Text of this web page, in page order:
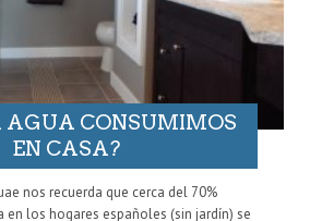
AGUA CONSUMIMOS
EN CASA?
nos recuerda que cerca del 70%
en los hogares españoles (sin jardín) se